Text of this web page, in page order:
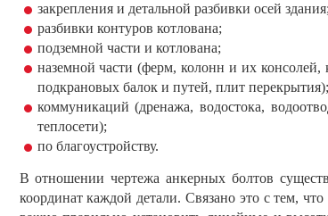
закрепления и детальной разбивки осей
разбивки контуров котлована;
подземной части и котлована;
наземной части (ферм, колонн и их
подкрановых балок и путей, плит перекрытия);
коммуникаций (дренажа, водостока,
теплосети);
по благоустройству.
В отношении чертежа анкерных болтов
координат каждой детали. Связано это с тем,